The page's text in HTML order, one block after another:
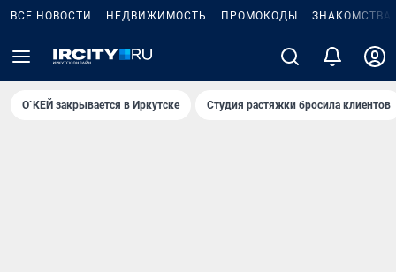
ВСЕ НОВОСТИ НЕДВИЖИМОСТЬ ПРОМОКОДЫ ЗНАКОМСТВА
О`КЕЙ закрывается в Иркутске Студия растяжки бросила клиентов